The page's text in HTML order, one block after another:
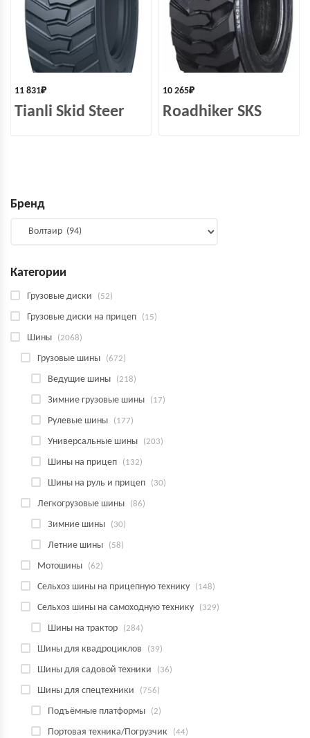
11 831₽
Tianli Skid Steer
10 265₽
Roadhiker SKS
Бренд
Категории
Грузовые диски (52)
Грузовые диски на прицеп (15)
Шины (2068)
Грузовые шины (672)
Ведущие шины (218)
Зимние грузовые шины (17)
Рулевые шины (177)
Универсальные шины (203)
Шины на прицеп (132)
Шины на руль и прицеп (30)
Легкогрузовые шины (86)
Зимние шины (30)
Летние шины (58)
Мотошины (62)
Сельхоз шины на прицепную технику (148)
Сельхоз шины на самоходную технику (329)
Шины на трактор (284)
Шины для квадроциклов (39)
Шины для садовой техники (36)
Шины для спецтехники (756)
Подъёмные платформы (2)
Портовая техника/Погрузчик (44)